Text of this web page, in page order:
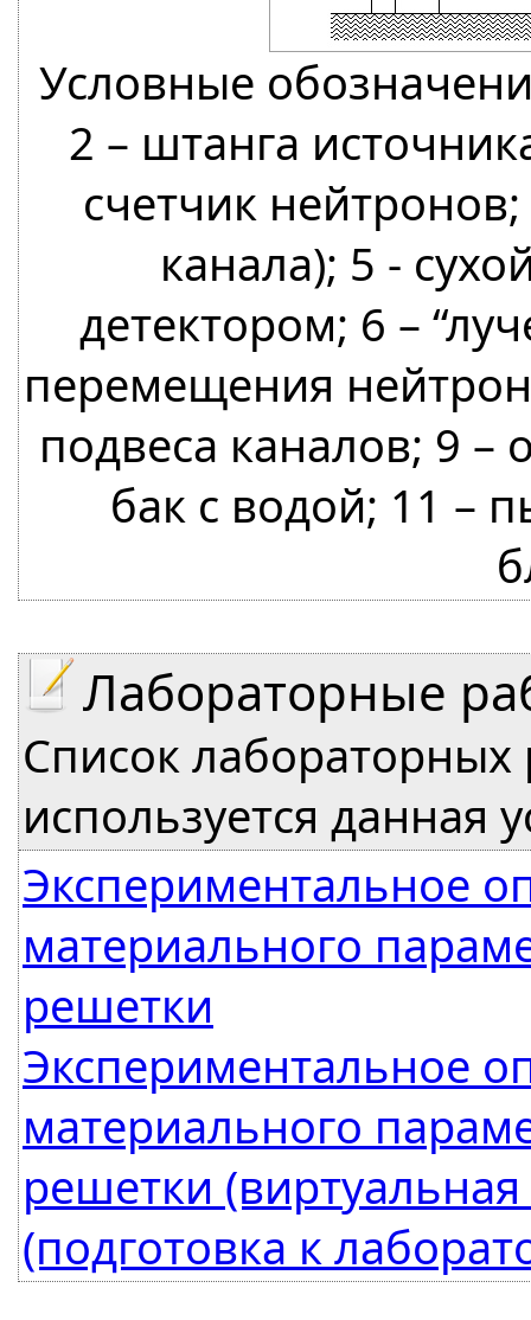
Условные
2 – штанга
счетчик
канала); 5 -
детектором; 6 –
перемещения
подвеса каналов; 9 –
бак с водой; 11 –
Лабораторные
Список лабораторных
используется данная
Экспериментальное
материального
решетки
Экспериментальное
материального
решетки
(подготовка к